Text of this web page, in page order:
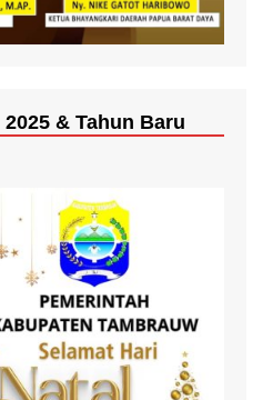
& Tahun Baru